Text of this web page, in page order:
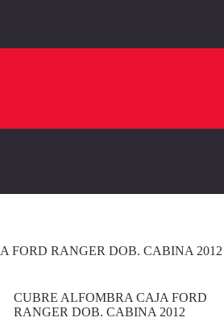
FORD RANGER DOB. CABINA 2012
CUBRE ALFOMBRA CAJA FORD
RANGER DOB. CABINA 2012